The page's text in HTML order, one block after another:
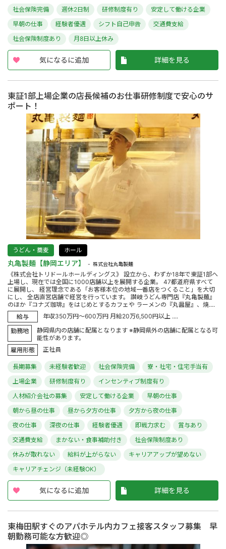
社会保険完備 週休2日制 研修制度有り
安定して働ける企業
早朝の仕事
経験者優遇 シフト自己申告
交通費支給
社会保険制度あり
月8日以上休み
気になるに追加 詳細を見る
東証1部上場企業の店長候補のお仕事研修制度で安心のサ
ポート！
うどん・蕎麦 ホール
丸亀製麺【静岡エリア】 株式会社丸亀製麺
《株式会社トリドールホールディングス》 設立から、わずか18年で東証1部へ
上場し、現在では全国に1000店舗以上を展開する企業。 47都道府県すべて
に展開し、 経営理念である「お客様本位の地域一番店をつくること」を大切
にし、 全店直営店舗で経営を行っています。 讃岐うどん専門店『丸亀製麺』
のほか『コナズ珈琲』をはじめとするカフェや ラーメンの『丸醤屋』、焼....
給与
年収350万円～600万円 月給20万6,500円以上 ....
勤務地
静岡県内の店舗に配属となります ※静岡県外の店舗に配属となる可
能性があります。
雇用形態
正社員
長期募集 未経験者歓迎 社会保険完備
寮・社宅・住宅手当有
上場企業
研修制度有り
インセンティブ制度有り
人材紹介会社の募集
安定して働ける企業
早朝の仕事
朝から昼の仕事
昼から夕方の仕事
夕方から夜の仕事
夜の仕事
深夜の仕事 経験者優遇 即戦力求む
賞与あり
交通費支給
まかない・食事補助付き
社会保険制度あり
休みが取れない
給料が上がらない
キャリアアップが望めない
キャリアチェンジ（未経験OK）
気になるに追加 詳細を見る
東梅田駅すぐのアパホテル内カフェ接客スタッフ募集 早
朝勤務可能な方歓迎◎